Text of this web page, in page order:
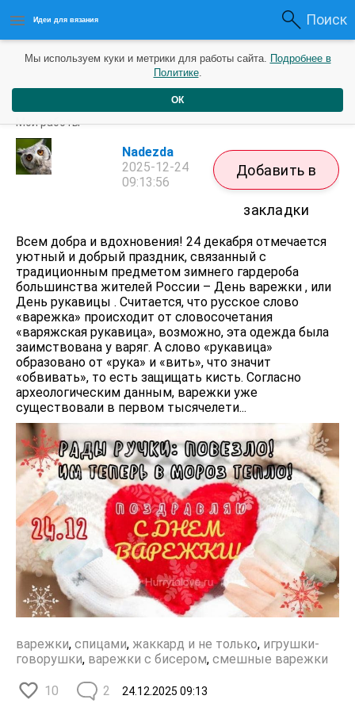
Идеи для вязания Поиск
Мои работы
Nadezda
2025-12-24
09:13:56
Добавить в
закладки
Всем добра и вдохновения! 24 декабря отмечается
уютный и добрый праздник, связанный с
традиционным предметом зимнего гардероба
большинства жителей России – День варежки , или
День рукавицы . Считается, что русское слово
«варежка» происходит от словосочетания
«варяжская рукавица», возможно, эта одежда была
заимствована у варяг. А слово «рукавица»
образовано от «рука» и «вить», что значит
«обвивать», то есть защищать кисть. Согласно
археологическим данным, варежки уже
существовали в первом тысячелети...
варежки, спицами, жаккард и не только, игрушки-
говорушки, варежки с бисером, смешные варежки
10 24.12.2025 09:13
2
Мы используем куки и метрики для работы сайта. Подробнее в
Политике.
ОК